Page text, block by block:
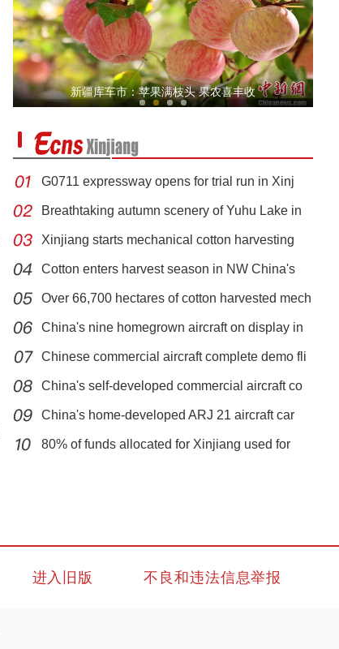
《上海古丽》男主米热：上海援疆成果让我眼
新疆兵团：朽木变工艺品 提升价值能致富
新疆库车市：苹果满枝头 果农喜丰收
G0711 expressway opens for trial run in Xinj
Breathtaking autumn scenery of Yuhu Lake in
Xinjiang starts mechanical cotton harvesting
Cotton enters harvest season in NW China's
Over 66,700 hectares of cotton harvested mech
China's nine homegrown aircraft on display in
Chinese commercial aircraft complete demo fli
China's self-developed commercial aircraft co
China's home-developed ARJ 21 aircraft car
80% of funds allocated for Xinjiang used for
进入旧版 不良和违法信息举报